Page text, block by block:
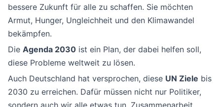
bessere Zukunft für alle zu schaffen. Sie möchten
Armut, Hunger, Ungleichheit und den Klimawandel
bekämpfen.
Die Agenda 2030 ist ein Plan, der dabei helfen soll,
diese Probleme weltweit zu lösen.
Auch Deutschland hat versprochen, diese UN Ziele bis
2030 zu erreichen. Dafür müssen nicht nur Politiker,